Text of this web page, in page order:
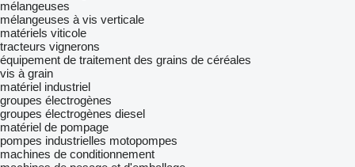
mélangeuses
mélangeuses à vis verticale
matériels viticole
tracteurs vignerons
équipement de traitement des grains de céréales
vis à grain
matériel industriel
groupes électrogènes
groupes électrogènes diesel
matériel de pompage
pompes industrielles motopompes
machines de conditionnement